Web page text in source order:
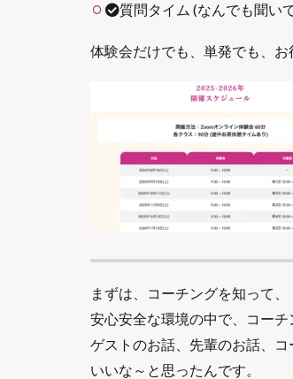
質問タイム (なんでも聞い
体験会だけでも、単発でも、お
まずは、コーチングを知って、
安心安全な環境の中で、コーチ
ゲストのお話、先輩のお話、
いいな～と思ったんです。